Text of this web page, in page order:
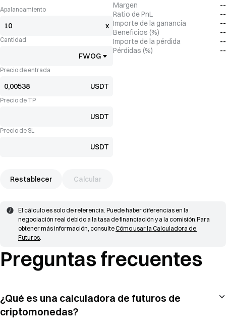
Apalancamiento
x
Cantidad
FWOG
Precio de entrada
USDT
Precio de TP
USDT
Precio de SL
USDT
Restablecer Calcular
Margen
--
Ratio de PnL
--
Importe de la ganancia
--
Beneficios (%)
--
Importe de la pérdida
--
Pérdidas (%)
--
El cálculo es solo de referencia. Puede haber diferencias en la
negociación real debido a la tasa de financiación y a la comisión.Para
obtener más información, consulte Cómo usar la Calculadora de
Futuros.
Preguntas frecuentes
¿Qué es una calculadora de futuros de
criptomonedas?